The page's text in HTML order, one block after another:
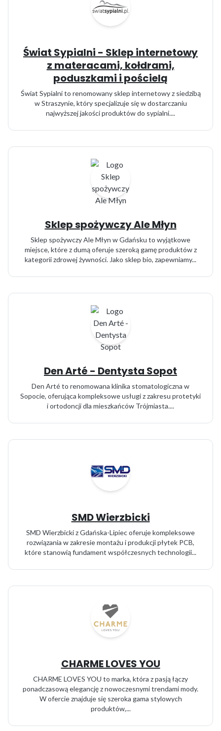
Świat Sypialni - Sklep internetowy
z materacami, kołdrami,
poduszkami i pościelą
Świat Sypialni to renomowany sklep internetowy z siedzibą
w Straszynie, który specjalizuje się w dostarczaniu
najwyższej jakości produktów do sypialni....
Sklep spożywczy Ale Młyn
Sklep spożywczy Ale Młyn w Gdańsku to wyjątkowe
miejsce, które z dumą oferuje szeroką gamę produktów z
kategorii zdrowej żywności. Jako sklep bio, zapewniamy...
Den Arté - Dentysta Sopot
Den Arté to renomowana klinika stomatologiczna w
Sopocie, oferująca kompleksowe usługi z zakresu protetyki
i ortodoncji dla mieszkańców Trójmiasta....
SMD Wierzbicki
SMD Wierzbicki z Gdańska-Lipiec oferuje kompleksowe
rozwiązania w zakresie montażu i produkcji płytek PCB,
które stanowią fundament współczesnych technologii...
CHARME LOVES YOU
CHARME LOVES YOU to marka, która z pasją łączy
ponadczasową elegancję z nowoczesnymi trendami mody.
W ofercie znajduje się szeroka gama stylowych
produktów,...